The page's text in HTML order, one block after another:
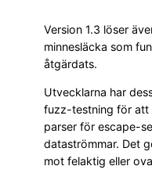
Version 1.3 löser
minnesläcka som
åtgärdats.
Utvecklarna har
fuzz-testning för att
parser för escape-
dataströmmar. Det
mot felaktig eller